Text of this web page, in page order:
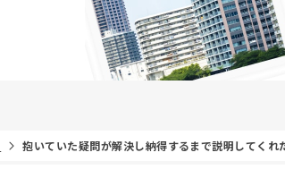
抱いていた疑問が解決し納得するまで説明してくれ